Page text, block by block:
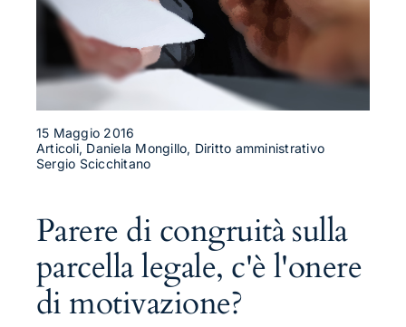
15 Maggio 2016
Articoli, Daniela Mongillo, Diritto amministrativo
Sergio Scicchitano
Parere di congruità sulla
parcella legale, c'è l'onere
di motivazione?